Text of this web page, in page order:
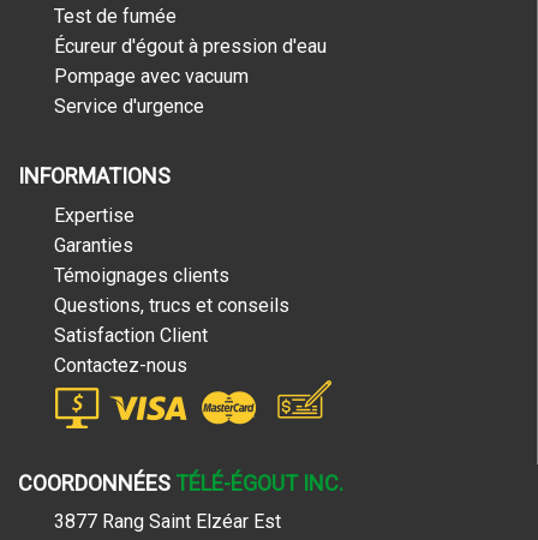
Test de fumée
Écureur d'égout à pression d'eau
Pompage avec vacuum
Service d'urgence
INFORMATIONS
Expertise
Garanties
Témoignages clients
Questions, trucs et conseils
Satisfaction Client
Contactez-nous
COORDONNÉES TÉLÉ-ÉGOUT INC.
3877 Rang Saint Elzéar Est